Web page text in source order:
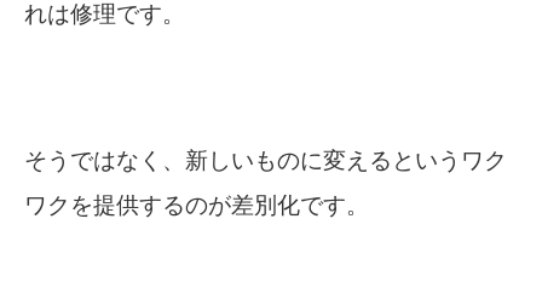
れは修理です。
そうではなく、新しいものに変えるというワク
ワクを提供するのが差別化です。